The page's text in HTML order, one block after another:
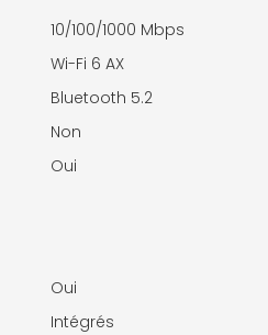
10/100/1000 Mbps
Wi-Fi 6 AX
Bluetooth 5.2
Non
Oui
Oui
Intégrés